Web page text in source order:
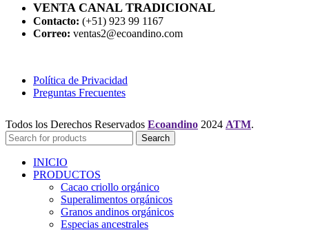
VENTA CANAL TRADICIONAL
Contacto: (+51) 923 99 1167
Correo: ventas2@ecoandino.com
Política de Privacidad
Preguntas Frecuentes
Todos los Derechos Reservados Ecoandino 2024 ATM.
Search
INICIO
PRODUCTOS
Cacao criollo orgánico
Superalimentos orgánicos
Granos andinos orgánicos
Especias ancestrales